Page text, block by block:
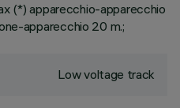
(*) apparecchio-apparecchio
apparecchio 20 m.;
Low voltage track